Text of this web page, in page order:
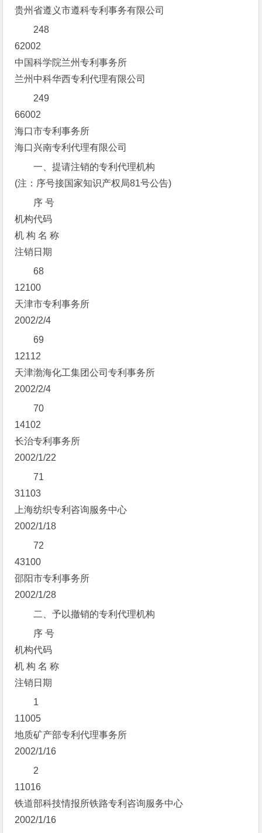
贵州省遵义市遵科专利事务有限公司
248
62002
中国科学院兰州专利事务所
兰州中科华西专利代理有限公司
249
66002
海口市专利事务所
海口兴南专利代理有限公司
一、提请注销的专利代理机构
(注：序号接国家知识产权局81号公告)
序 号
机构代码
机 构 名 称
注销日期
68
12100
天津市专利事务所
2002/2/4
69
12112
天津渤海化工集团公司专利事务所
2002/2/4
70
14102
长治专利事务所
2002/1/22
71
31103
上海纺织专利咨询服务中心
2002/1/18
72
43100
邵阳市专利事务所
2002/1/28
二、予以撤销的专利代理机构
序 号
机构代码
机 构 名 称
注销日期
1
11005
地质矿产部专利代理事务所
2002/1/16
2
11016
铁道部科技情报所铁路专利咨询服务中心
2002/1/16